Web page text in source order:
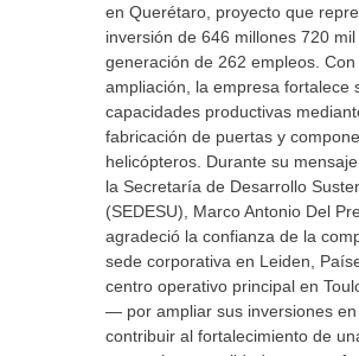
en Querétaro, proyecto que
inversión de 646 millones 720
generación de 262 empleos. Con
ampliación, la empresa fortalece
capacidades productivas
fabricación de puertas y
helicópteros. Durante su
la Secretaría de Desarrollo
(SEDESU), Marco Antonio Del
agradeció la confianza de la
sede corporativa en Leiden,
centro operativo principal en
— por ampliar sus inversiones en
contribuir al fortalecimiento de